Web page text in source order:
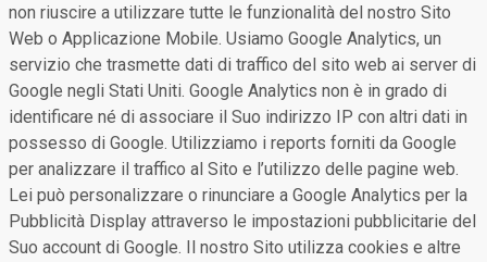
non riuscire a utilizzare tutte le funzionalità del nostro Sito
Web o Applicazione Mobile. Usiamo Google Analytics, un
servizio che trasmette dati di traffico del sito web ai server di
Google negli Stati Uniti. Google Analytics non è in grado di
identificare né di associare il Suo indirizzo IP con altri dati in
possesso di Google. Utilizziamo i reports forniti da Google
per analizzare il traffico al Sito e l’utilizzo delle pagine web.
Lei può personalizzare o rinunciare a Google Analytics per la
Pubblicità Display attraverso le impostazioni pubblicitarie del
Suo account di Google. Il nostro Sito utilizza cookies e altre